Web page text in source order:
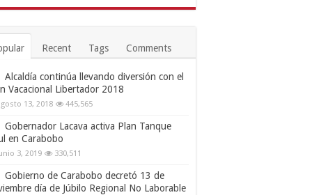
Recent Tags Comments
Alcaldía continúa llevando diversión con el
Vacacional Libertador 2018
13, 2018 445,565
Gobernador Lacava activa Plan Tanque
en Carabobo
3, 2019 330,511
Gobierno de Carabobo decretó 13 de
día de Júbilo Regional No Laborable